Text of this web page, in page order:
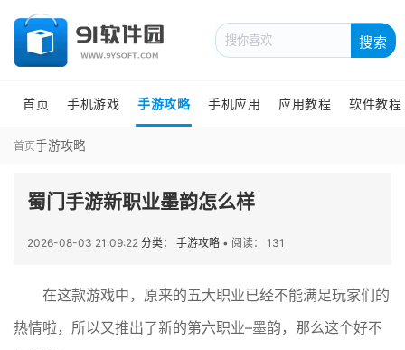
搜索
首页 手机游戏 手游攻略 手机应用 应用教程 软件教程
首页手游攻略
蜀门手游新职业墨韵怎么样
2026-08-03 21:09:22 分类： 手游攻略 • 阅读： 131
在这款游戏中，原来的五大职业已经不能满足玩家们的
热情啦，所以又推出了新的第六职业–墨韵，那么这个好不